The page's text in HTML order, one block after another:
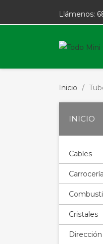
Llámenos:
Inicio
INICIO
Cables
Carrocería
Cristales
Dirección